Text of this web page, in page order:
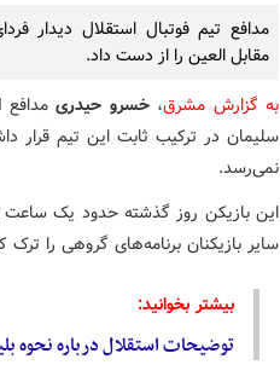
مدافع تیم فوتبال استقلال دیدار
مقابل العین را از دست داد.
به گزارش مشرق، خسرو حیدریمدافع
سلیمان در ترکیب ثابت این تیم
نمی‌رسد.
این بازیکن روز گذشته حدود یک ساعت
سایر بازیکنان برنامه‌های گروهی را ترک
بیشتر بخوانید:
توضیحات استقلال درباره نحوه